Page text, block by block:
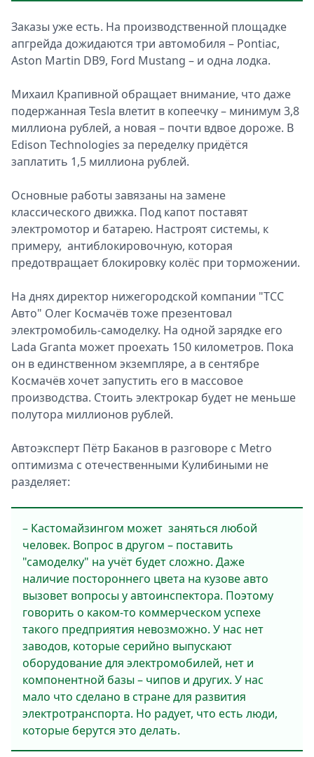
Заказы уже есть. На производственной площадке
апгрейда дожидаются три автомобиля – Pontiac,
Aston Martin DB9, Ford Mustang – и одна лодка.
Михаил Крапивной обращает внимание, что даже
подержанная Tesla влетит в копеечку – минимум 3,8
миллиона рублей, а новая – почти вдвое дороже. В
Edison Technologies за переделку придётся
заплатить 1,5 миллиона рублей.
Основные работы завязаны на замене
классического движка. Под капот поставят
электромотор и батарею. Настроят системы, к
примеру, антиблокировочную, которая
предотвращает блокировку колёс при торможении.
На днях директор нижегородской компании "ТСС
Авто" Олег Космачёв тоже презентовал
электромобиль-самоделку. На одной зарядке его
Lada Granta может проехать 150 километров. Пока
он в единственном экземпляре, а в сентябре
Космачёв хочет запустить его в массовое
производства. Стоить электрокар будет не меньше
полутора миллионов рублей.
Автоэксперт Пётр Баканов в разговоре с Metro
оптимизма с отечественными Кулибиными не
разделяет:
– Кастомайзингом может заняться любой
человек. Вопрос в другом – поставить
"самоделку" на учёт будет сложно. Даже
наличие постороннего цвета на кузове авто
вызовет вопросы у автоинспектора. Поэтому
говорить о каком-то коммерческом успехе
такого предприятия невозможно. У нас нет
заводов, которые серийно выпускают
оборудование для электромобилей, нет и
компонентной базы – чипов и других. У нас
мало что сделано в стране для развития
электротранспорта. Но радует, что есть люди,
которые берутся это делать.